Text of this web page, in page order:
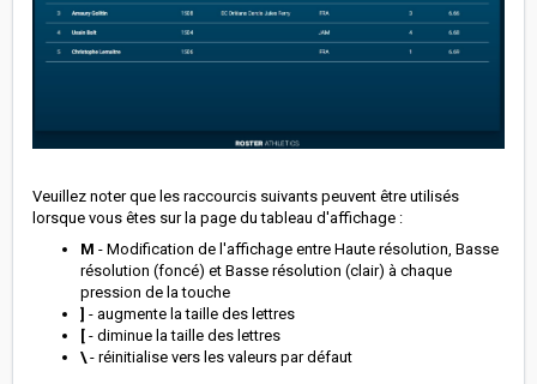
Veuillez noter que les raccourcis suivants peuvent être utilisés
lorsque vous êtes sur la page du tableau d'affichage :
M - Modification de l'affichage entre Haute résolution, Basse
résolution (foncé) et Basse résolution (clair) à chaque
pression de la touche
] - augmente la taille des lettres
[ - diminue la taille des lettres
\- réinitialise vers les valeurs par défaut